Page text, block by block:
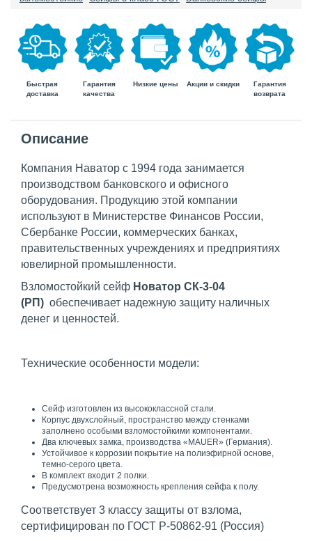
Быстрая
доставка
Гарантия
качества
Низкие цены Акции и скидки
Гарантия
возврата
Описание
Компания Наватор с 1994 года занимается
производством банковского и офисного
оборудования. Продукцию этой компании
используют в Министерстве Финансов России,
Сбербанке России, коммерческих банках,
правительственных учреждениях и предприятиях
ювелирной промышленности.
Взломостойкий сейф Новатор СК-3-04
(РП) обеспечивает надежную защиту наличных
денег и ценностей.
Технические особенности модели:
Сейф изготовлен из высококлассной стали.
Корпус двухслойный, пространство между стенками
заполнено особыми взломостойкими компонентами.
Два ключевых замка, производства «MAUER» (Германия).
Устойчивое к коррозии покрытие на полиэфирной основе,
темно-серого цвета.
В комплект входит 2 полки.
Предусмотрена возможность крепления сейфа к полу.
Соответствует 3 классу защиты от взлома,
сертифицирован по ГОСТ Р-50862-91 (Россия)